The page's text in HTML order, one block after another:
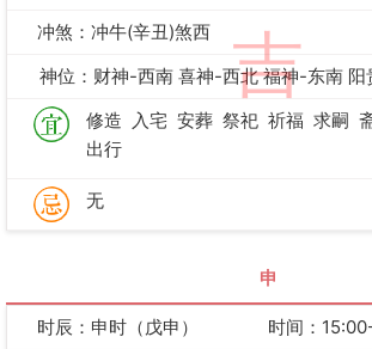
吉
冲煞：冲牛(辛丑)煞西
神位：财神-西南 喜神-西北 福神-东南 阳
修造
入宅 安葬 祭祀 祈福 求嗣
出行
无
申
时辰：申时（戊申）
时间：